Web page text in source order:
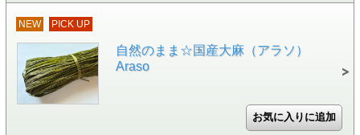
NEW PICK UP
自然のまま☆国産大麻（アラソ）
Araso